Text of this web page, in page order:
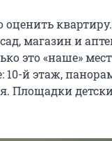
магазин и
это «наше»
10-й этаж,
Площадки